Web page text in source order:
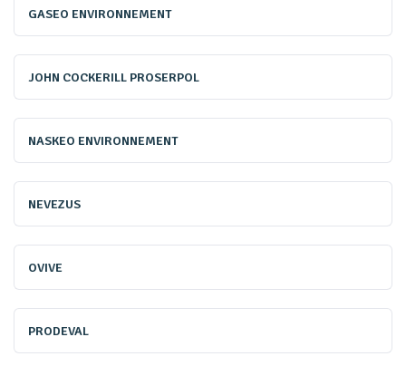
désormais fixé à 1000 EH, contre 2000 auparavant. La
directive renforce également les exigences de traitement
des eaux usées, avec des performances accrues sur
l’azote et le phosphore, et introduit une obligation de
traitement des micropolluants. Ces obligations concernent
toutefois principalement les STEU de plus de 150 000 EH,
EH et plus, dont les rejets s'effectuent dans des zones
sensibles (eutrophisation ou micropolluants).
usées par temps de pluie à 2 % de la pollution produite
GASEO ENVIRONNEMENT
JOHN COCKERILL PROSERPOL
NASKEO ENVIRONNEMENT
NEVEZUS
OVIVE
PRODEVAL